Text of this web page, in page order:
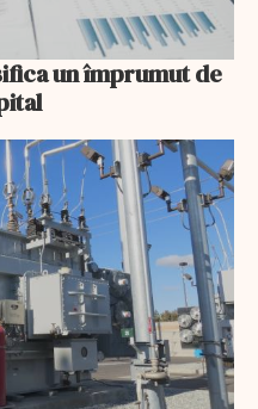
un împrumut de